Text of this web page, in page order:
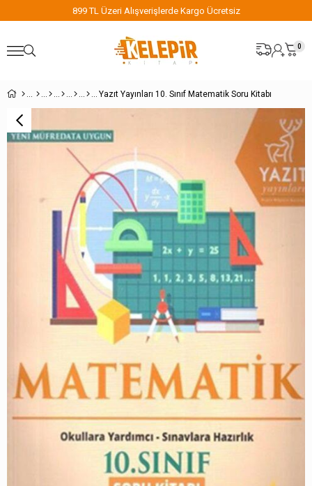
899 TL Üzeri Alışverişlerde Kargo Ücretsiz
0
Yazıt Yayınları 10. Sınıf Matematik Soru Kitabı